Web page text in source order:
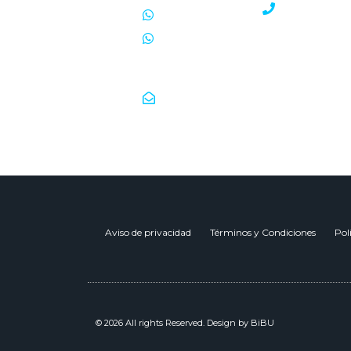
Aviso de privacidad Términos y Condiciones
© 2026 All rights Reserved. Design by BiBU